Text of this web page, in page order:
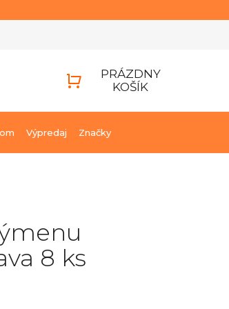
KOŠÍK
PRÁZDNY
KOŠÍK
Výpredaj Značky
8 ks